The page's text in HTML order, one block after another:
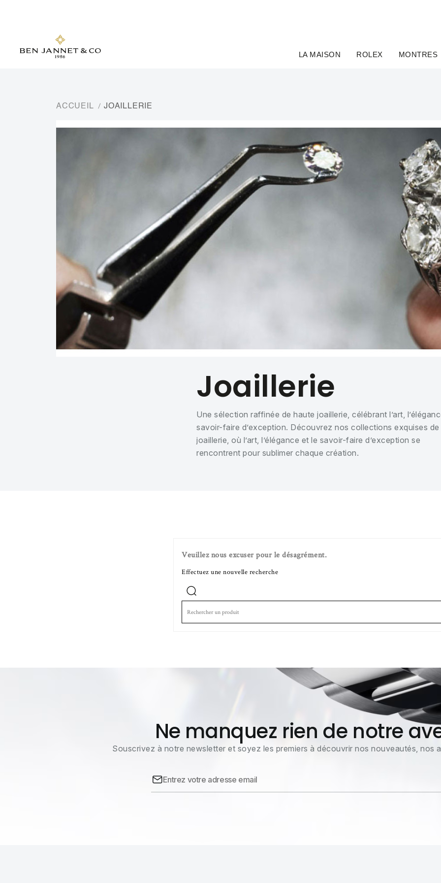
LA MAISON ROLEX MONTRES
ACCUEIL JOAILLERIE
Joaillerie
Une sélection raffinée de haute joaillerie, célébrant l’art,
savoir-faire d’exception. Découvrez nos collections exquises de
joaillerie, où l’art, l’élégance et le savoir-faire d’exception se
rencontrent pour sublimer chaque création.
Veuillez nous excuser pour le désagrément.
Effectuez une nouvelle recherche
Ne manquez rien de notre
Souscrivez à notre newsletter et soyez les premiers à découvrir nos nouveautés, nos